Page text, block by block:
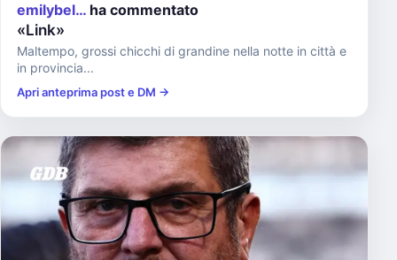
emilybel… ha commentato
«Link»
Maltempo, grossi chicchi di grandine nella notte in città e
in provincia...
Apri anteprima post e DM →